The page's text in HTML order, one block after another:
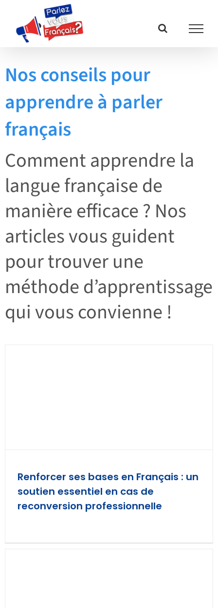
contenu
Nos conseils pour
apprendre à parler
français
Comment apprendre la
langue française de
manière efficace ? Nos
articles vous guident
pour trouver une
méthode d’apprentissage
qui vous convienne !
Renforcer ses bases en Français : un
soutien essentiel en cas de
reconversion professionnelle